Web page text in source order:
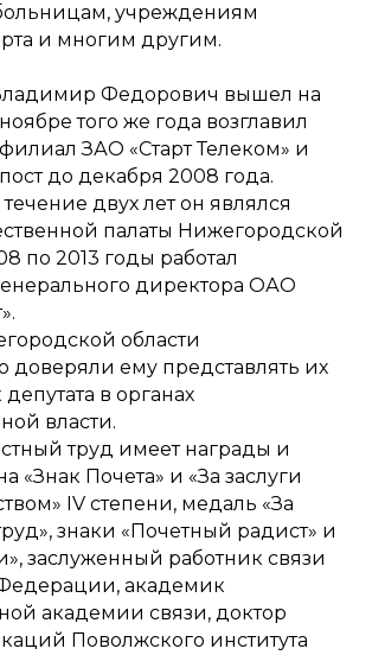
учреждениям
и многим другим.
Федорович вышел на
того же года возглавил
ЗАО «Старт Телеком» и
до декабря 2008 года.
двух лет он являлся
палаты Нижегородской
по 2013 годы работал
директора ОАО
области
доверяли ему представлять их
в органах
власти.
труд имеет награды и
«Знак Почета» и «За заслуги
IV степени, медаль «За
знаки «Почетный радист» и
заслуженный работник связи
академик
академии связи, доктор
Поволжского института